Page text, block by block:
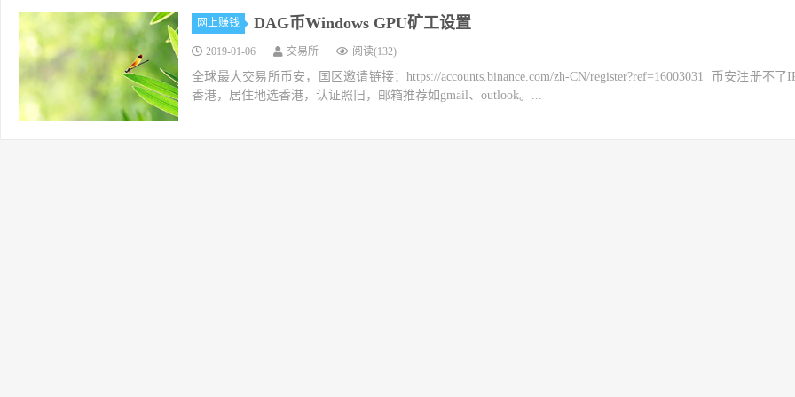
网上赚钱 DAG币Windows GPU矿工设置
2019-01-06 交易所 阅读(132)
全球最大交易所币安，国区邀请链接：https://accounts.binance.com/zh-CN/register?ref=16003031 币安注册不了
香港，居住地选香港，认证照旧，邮箱推荐如gmail、outlook。...